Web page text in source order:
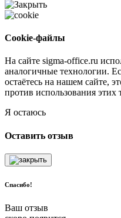
Cookie-файлы
На сайте sigma-office.ru
аналогичные технологии.
остаётесь на нашем сайте,
против использования этих
Я остаюсь
Оставить отзыв
Спасибо!
Ваш отзыв